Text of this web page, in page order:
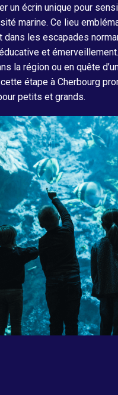
un écrin unique pour
marine. Ce lieu
dans les escapades
et
la région ou en quête
étape à Cherbourg
petits et grands.